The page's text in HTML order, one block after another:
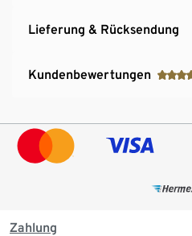
Lieferung & Rücksendung
Kundenbewertungen
Zahlung